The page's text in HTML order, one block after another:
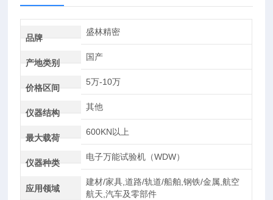
品牌
盛林精密
产地类别
国产
价格区间
5万-10万
仪器结构
其他
最大载荷
600KN以上
仪器种类
电子万能试验机（WDW）
应用领域
建材/家具,道路/轨道/船舶,钢铁/金属,航空
航天,汽车及零部件